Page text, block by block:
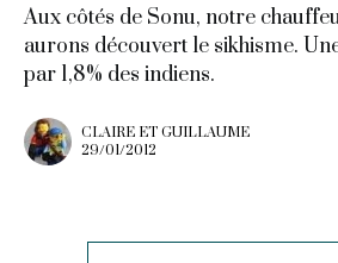
Aux côtés de Sonu, notre
aurons découvert le sikhisme.
par 1,8% des indiens.
CLAIRE ET GUILLAUME
29/01/2012